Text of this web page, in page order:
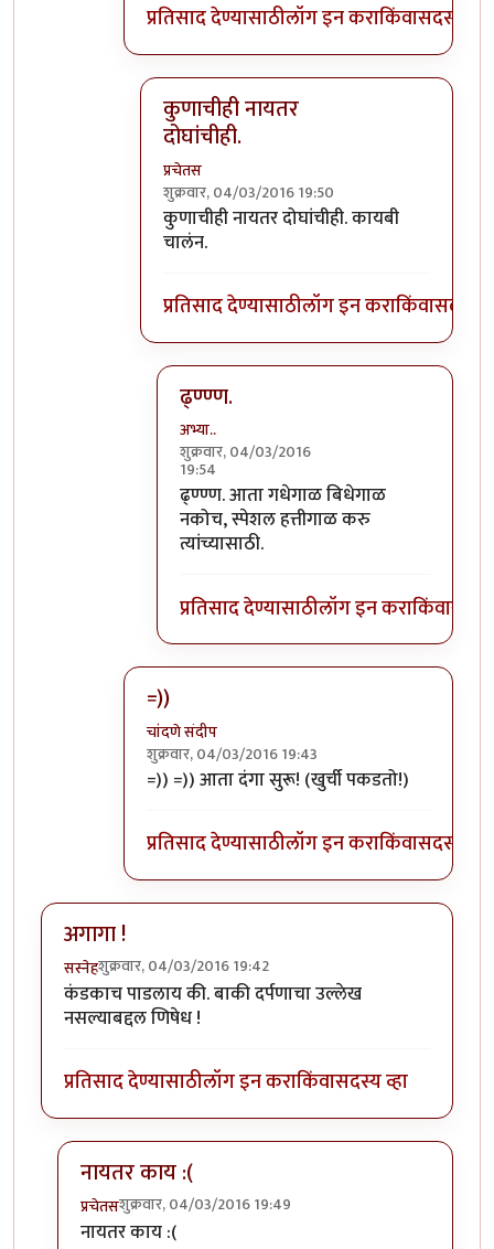
प्रतिसाद देण्यासाठीलॉग इन कराकिंवासदस्य व्हा
कुणाचीही नायतर
दोघांचीही.
प्रचेतस
शुक्रवार, 04/03/2016 19:50
In reply toकुनाची? गोडबोल्या की बुवा?
कुणाचीही नायतर दोघांचीही. कायबी
चालंन.
प्रतिसाद देण्यासाठीलॉग इन कराकिंवासदस्य
ढ्ण्ण्ण.
अभ्या..
शुक्रवार, 04/03/2016
19:54
In reply toकुणाचीही नायतर दोघांचीही.
ढ्ण्ण्ण. आता गधेगाळ बिधेगाळ
नकोच, स्पेशल हत्तीगाळ करु
त्यांच्यासाठी.
प्रतिसाद देण्यासाठीलॉग इन कराकिंवा
=))
चांदणे संदीप
शुक्रवार, 04/03/2016 19:43
In reply toदिली दिली byप्रचेतस
=)) =)) आता दंगा सुरू! (खुर्ची पकडतो!)
प्रतिसाद देण्यासाठीलॉग इन कराकिंवासदस्य व्हा
अगागा !
सस्नेहशुक्रवार, 04/03/2016 19:42
कंडकाच पाडलाय की. बाकी दर्पणाचा उल्लेख
नसल्याबद्दल णिषेध !
प्रतिसाद देण्यासाठीलॉग इन कराकिंवासदस्य व्हा
नायतर काय :(
प्रचेतसशुक्रवार, 04/03/2016 19:49
In reply toअगागा !
नायतर काय :(